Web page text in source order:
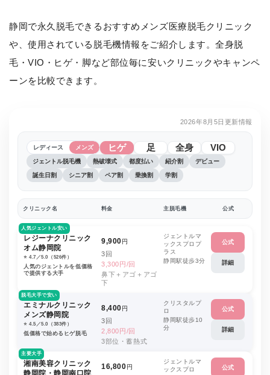
静岡で永久脱毛できるおすすめメンズ医療脱毛クリニック
や、使用されている脱毛機情報をご紹介します。全身脱
毛・VIO・ヒゲ・脚など部位毎に安いクリニックやキャンペ
ーンを比較できます。
2026年8月5日更新情報
レディース メンズ ヒゲ 足 全身 VIO
ジェントル脱毛機 熱破壊式 都度払い 紹介割 デビュー
誕生日割 シニア割 ペア割 乗換割 学割
クリニック名 料金 主脱毛機 公式
人気ジェントル安い
レジーナクリニック
オム静岡院
⭐️ 4.7／5.0（526件）
人気のジェントルを低価格
で提供する大手
9,900円
3回
3,300円/回
鼻下＋アゴ＋アゴ
下
ジェントルマ
ックスプロプ
ラス
静岡駅徒歩3分
公式
詳細
脱毛大手で安い
エミナルクリニック
メンズ静岡院
⭐️ 4.5／5.0（383件）
低価格で始めるヒゲ脱毛
8,400円
3回
2,800円/回
3部位・蓄熱式
クリスタルプ
ロ
静岡駅徒歩10
分
公式
詳細
主要大手
湘南美容クリニック
静岡院・静岡南口院
16,800円
ジェントルマ
ックスプロ
公式